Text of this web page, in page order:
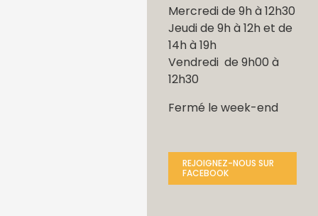
Mercredi de 9h à 12h30
Jeudi de 9h à 12h et de
14h à 19h
Vendredi de 9h00 à
12h30
Fermé le week-end
REJOIGNEZ-NOUS SUR
FACEBOOK